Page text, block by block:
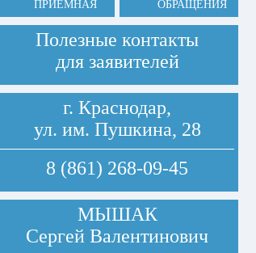
ПРИЕМНАЯ
ОБРАЩЕНИЯ
Полезные контакты
для заявителей
г. Краснодар,
ул. им. Пушкина, 28
8 (861) 268-09-45
МЫШАК
Сергей Валентинович